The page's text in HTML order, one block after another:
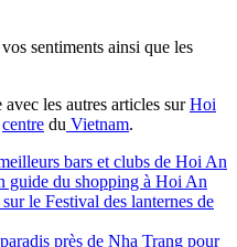
sentiments ainsi que les
les autres articles surHoi
centre du Vietnam.
bars et clubs de Hoi An
guide du shopping à Hoi An
le Festival des lanternes de
près de Nha Trang pour